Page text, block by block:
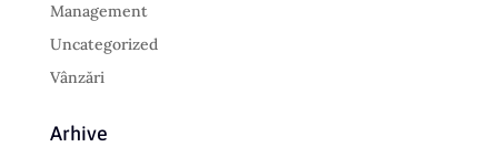
Management
Uncategorized
Vânzări
Arhive